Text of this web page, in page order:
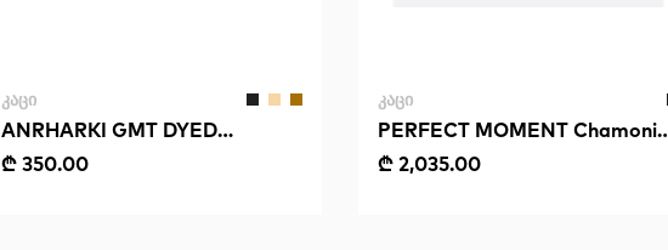
ᲙᲐᲪᲘ
ANRHARKI GMT DYED
OVERSHIRT
₾ 350.00
ᲙᲐᲪᲘ
PERFECT MOMENT Chamonix
Ski Pant II
₾ 2,035.00